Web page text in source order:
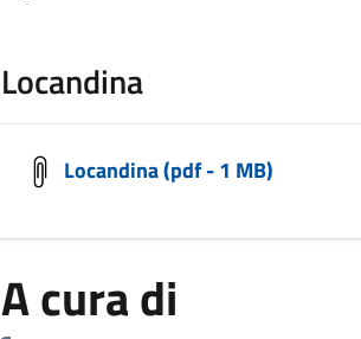
Locandina
Locandina (pdf - 1 MB)
A cura di